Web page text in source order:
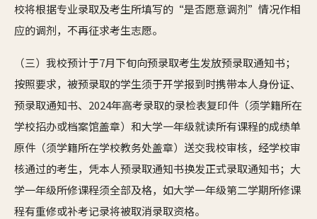
校将根据专业录取及考生所填写的“是否愿意调剂”情况作相
应的调剂，不再征求考生志愿。
（三）我校预计于7月下旬向预录取考生发放预录取通知书；
按照要求，被预录取的学生须于开学报到时携带本人身份证、
预录取通知书、2024年高考录取的录检表复印件（须学籍所在
学校招办或档案馆盖章）和大学一年级就读所有课程的成绩单
原件（须学籍所在学校教务处盖章）送交我校审核，经学校审
核通过的考生，凭本人预录取通知书换发正式录取通知书；大
学一年级所修课程须全部及格，如大学一年级第二学期所修课
程有重修或补考记录将被取消录取资格。